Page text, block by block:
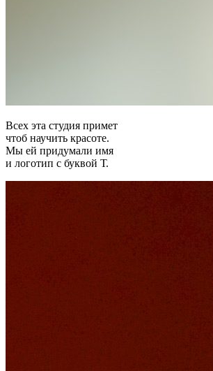
Всех эта студия примет
чтоб научить красоте.
Мы ей придумали имя
и логотип с буквой Т.